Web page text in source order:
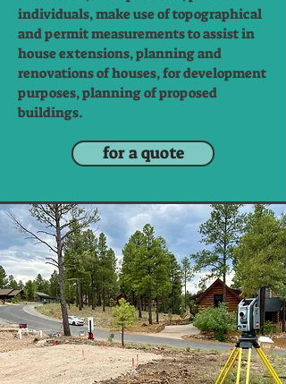
individuals, make use of topographical
and permit measurements to assist in
house extensions, planning and
renovations of houses, for development
purposes, planning of proposed
buildings.
for a quote